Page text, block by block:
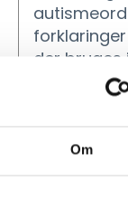
Om
der bruges